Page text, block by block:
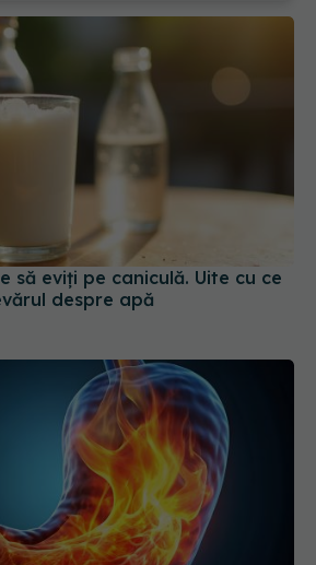
să eviți pe caniculă. Uite cu ce
despre apă